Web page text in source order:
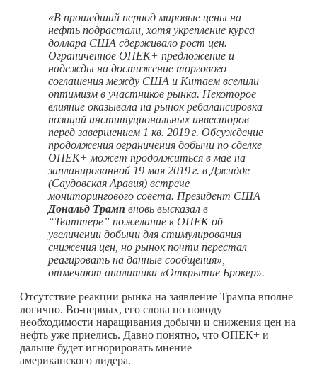
«В прошедший период мировые цены на
нефть подрастали, хотя укрепление курса
доллара США сдерживало рост цен.
Ограниченное ОПЕК+ предложение и
надежды на достижение торгового
соглашения между США и Китаем вселили
оптимизм в участников рынка. Некоторое
влияние оказывала на рынок ребалансировка
позиций институциональных инвесторов
перед завершением 1 кв. 2019 г. Обсуждение
продолжения ограничения добычи по сделке
ОПЕК+ может продолжиться в мае на
запланированной 19 мая 2019 г. в Джидде
(Саудовская Аравия) встрече
мониторингового совета. Президент США
Дональд Трамп вновь высказал в
“Твиттере” пожелание к ОПЕК об
увеличении добычи для стимулирования
снижения цен, но рынок почти перестал
реагировать на данные сообщения», —
отмечают аналитики «Открытие Брокер».
Отсутствие реакции рынка на заявление Трампа вполне
логично. Во-первых, его слова по поводу
необходимости наращивания добычи и снижения цен на
нефть уже приелись. Давно понятно, что ОПЕК+ и
дальше будет игнорировать мнение
американского лидера.